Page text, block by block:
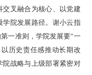
叉融合为核心、以党建
学院发展路径。谢小云指
一准则，学院发展要“一
历史责任感推动长期改
战略与上级部署紧密对